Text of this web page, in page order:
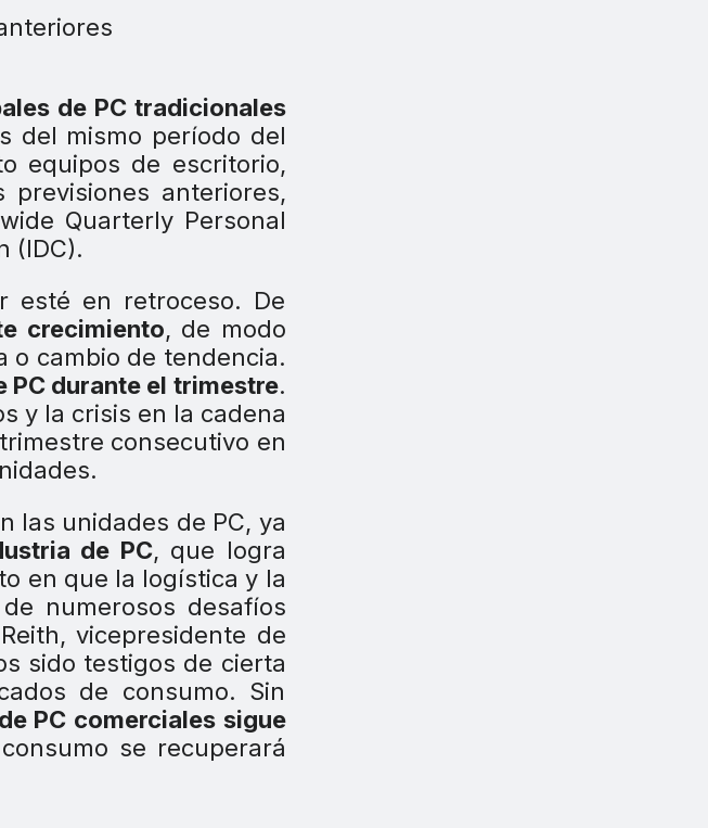
de PC tradicionales
del mismo período del
equipos de escritorio,
anteriores,
Quarterly Personal
(IDC).
esté en retroceso. De
crecimiento, de modo
o cambio de tendencia.
PC durante el trimestre.
y la crisis en la cadena
consecutivo en
las unidades de PC, ya
de PC, que logra
en que la logística y la
numerosos desafíos
vicepresidente de
sido testigos de cierta
de consumo. Sin
PC comerciales sigue
se recuperará